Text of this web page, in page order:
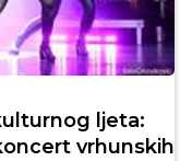
ljeta:
vrhunskih